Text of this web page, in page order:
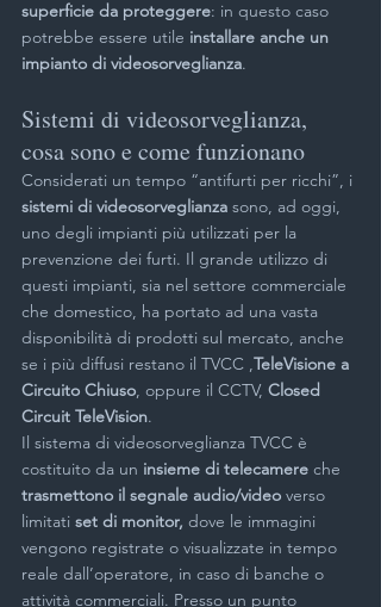
superficie da proteggere: in questo caso
potrebbe essere utile installare anche un
impianto di videosorveglianza.
Sistemi di videosorveglianza,
cosa sono e come funzionano
Considerati un tempo “antifurti per ricchi”, i
sistemi di videosorveglianza sono, ad oggi,
uno degli impianti più utilizzati per la
prevenzione dei furti. Il grande utilizzo di
questi impianti, sia nel settore commerciale
che domestico, ha portato ad una vasta
disponibilità di prodotti sul mercato, anche
se i più diffusi restano il TVCC ,TeleVisione a
Circuito Chiuso, oppure il CCTV, Closed
Circuit TeleVision.
Il sistema di videosorveglianza TVCC è
costituito da un insieme di telecamere che
trasmettono il segnale audio/video verso
limitati set di monitor, dove le immagini
vengono registrate o visualizzate in tempo
reale dall’operatore, in caso di banche o
attività commerciali. Presso un punto